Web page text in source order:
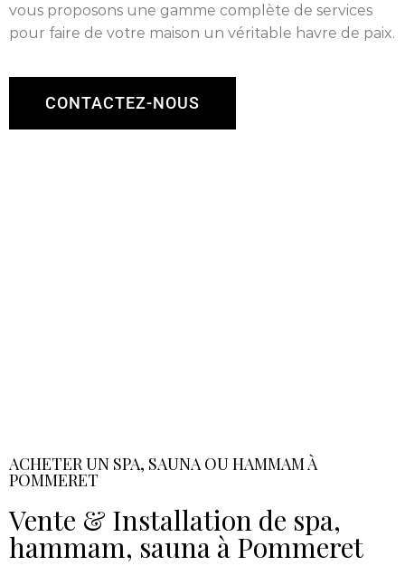
vous proposons une gamme complète de services
pour faire de votre maison un véritable havre de paix.
CONTACTEZ-NOUS
ACHETER UN SPA, SAUNA OU HAMMAM À
POMMERET
Vente & Installation de spa,
hammam, sauna à Pommeret